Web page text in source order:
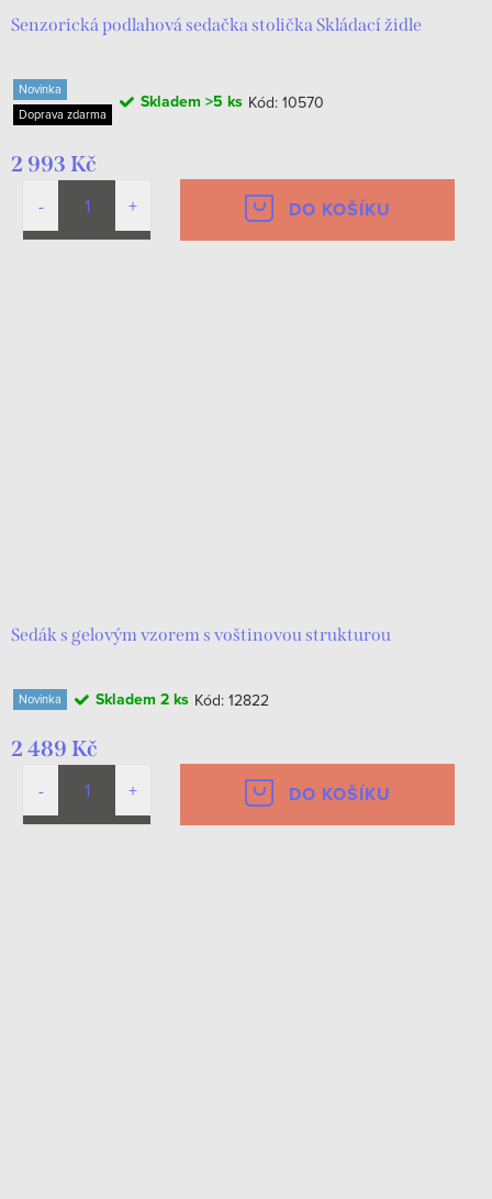
Senzorická podlahová sedačka stolička Skládací židle
Novinka
Doprava zdarma
Skladem >5 ks Kód: 10570
2 993 Kč
DO KOŠÍKU
Sedák s gelovým vzorem s voštinovou strukturou
Novinka Skladem 2 ks Kód: 12822
2 489 Kč
DO KOŠÍKU